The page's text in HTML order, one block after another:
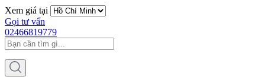
Xem giá tại
Gọi tư vấn
02466819779